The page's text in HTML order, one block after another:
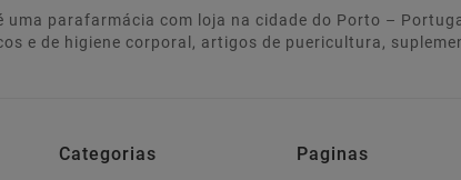
uma parafarmácia com loja na cidade do Porto –
e de higiene corporal, artigos de puericultura,
Categorias Paginas